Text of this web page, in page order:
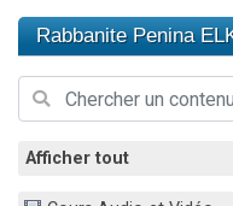
Rabbanite Penina
Afficher tout